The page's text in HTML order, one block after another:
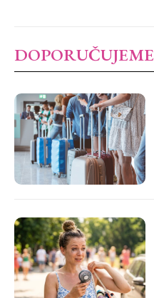
DOPORUČUJEME